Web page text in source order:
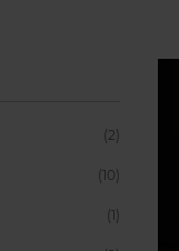
(2)
(10)
(1)